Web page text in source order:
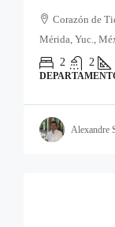
Corazón de
Mérida, Yuc.,
2
2
Alexandre